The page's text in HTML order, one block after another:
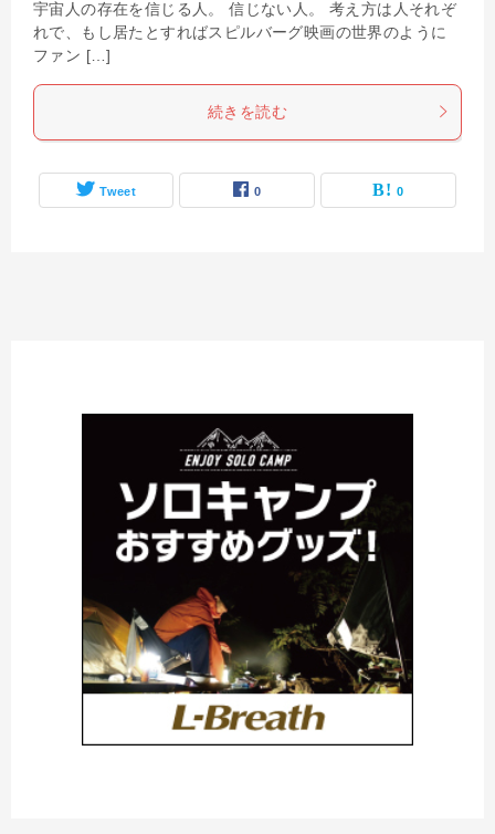
宇宙人の存在を信じる人。 信じない人。 考え方は人それぞ
れで、もし居たとすればスピルバーグ映画の世界のように
ファン […]
続きを読む
Tweet 0 0